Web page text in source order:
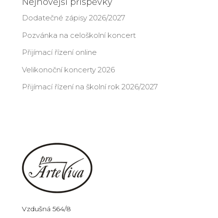
Dodatečné zápisy 2026/2027
Pozvánka na celoškolní koncert
Přijímací řízení online
Velikonoční koncerty 2026
Přijímací řízení na školní rok 2026/2027
Vzdušná 564/8